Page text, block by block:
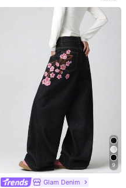
RM45 .05
与图片相符 (9999+) 爱 (9999+)
箱包
9
Glam Denim